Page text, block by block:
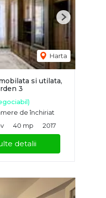
Harta
Next
si utilata,
3
de închiriat
40 mp 2017
detalii